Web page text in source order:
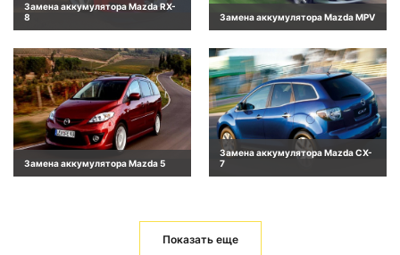
Замена аккумулятора Mazda RX-
8
Замена аккумулятора Mazda MPV
Замена аккумулятора Mazda 5
Замена аккумулятора Mazda CX-
7
Показать еще